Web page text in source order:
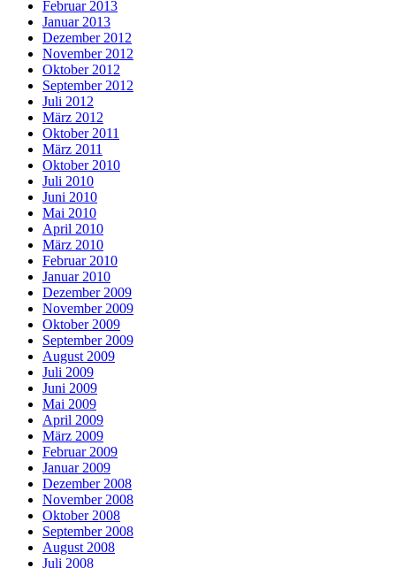
Februar 2013
Januar 2013
Dezember 2012
November 2012
Oktober 2012
September 2012
Juli 2012
März 2012
Oktober 2011
März 2011
Oktober 2010
Juli 2010
Juni 2010
Mai 2010
April 2010
März 2010
Februar 2010
Januar 2010
Dezember 2009
November 2009
Oktober 2009
September 2009
August 2009
Juli 2009
Juni 2009
Mai 2009
April 2009
März 2009
Februar 2009
Januar 2009
Dezember 2008
November 2008
Oktober 2008
September 2008
August 2008
Juli 2008